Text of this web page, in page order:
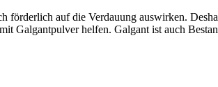
förderlich auf die Verdauung auswirken.
Galgantpulver helfen. Galgant ist auch